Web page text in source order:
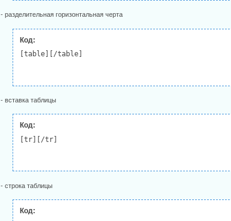
- разделительная горизонтальная черта
Код:
[table][/table]
- вставка таблицы
Код:
[tr][/tr]
- строка таблицы
Код: